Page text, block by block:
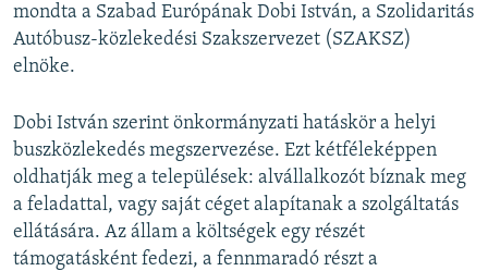
mondta a Szabad Európának Dobi István, a Szolidaritás
Autóbusz-közlekedési Szakszervezet (SZAKSZ)
elnöke.
Dobi István szerint önkormányzati hatáskör a helyi
buszközlekedés megszervezése. Ezt kétféleképpen
oldhatják meg a települések: alvállalkozót bíznak meg
a feladattal, vagy saját céget alapítanak a szolgáltatás
ellátására. Az állam a költségek egy részét
támogatásként fedezi, a fennmaradó részt a